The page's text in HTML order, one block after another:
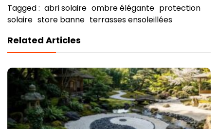
Tagged : abri solaire ombre élégante protection
solaire store banne terrasses ensoleillées
Related Articles